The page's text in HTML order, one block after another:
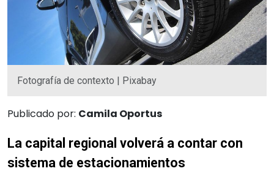
Fotografía de contexto | Pixabay
Publicado por: Camila Oportus
La capital regional volverá a contar con
sistema de estacionamientos